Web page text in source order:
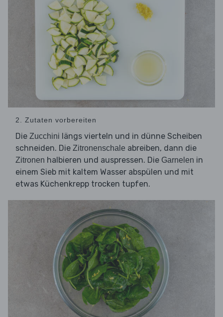
2. Zutaten vorbereiten
Die Zucchini längs vierteln und in dünne Scheiben
schneiden. Die Zitronenschale abreiben, dann die
Zitronen halbieren und auspressen. Die Garnelen in
einem Sieb mit kaltem Wasser abspülen und mit
etwas Küchenkrepp trocken tupfen.